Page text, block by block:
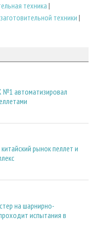
техника |
техники |
№1 автоматизировал
рынок пеллет и
на шарнирно-
испытания в